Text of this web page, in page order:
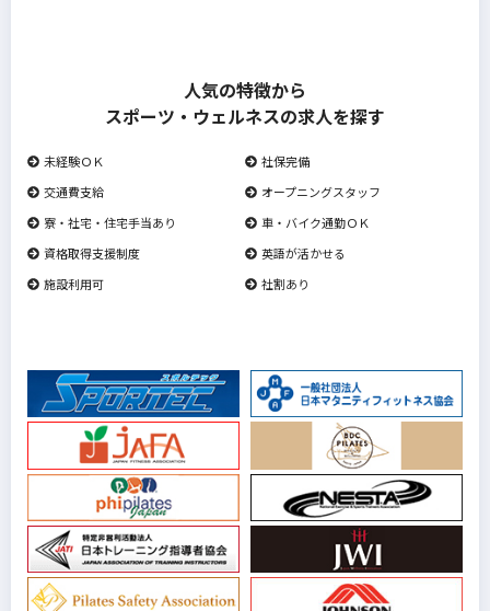
人気の特徴から
スポーツ・ウェルネスの求人を探す
未経験ＯＫ
社保完備
交通費支給
オープニングスタッフ
寮・社宅・住宅手当あり
車・バイク通勤ＯＫ
資格取得支援制度
英語が活かせる
施設利用可
社割あり